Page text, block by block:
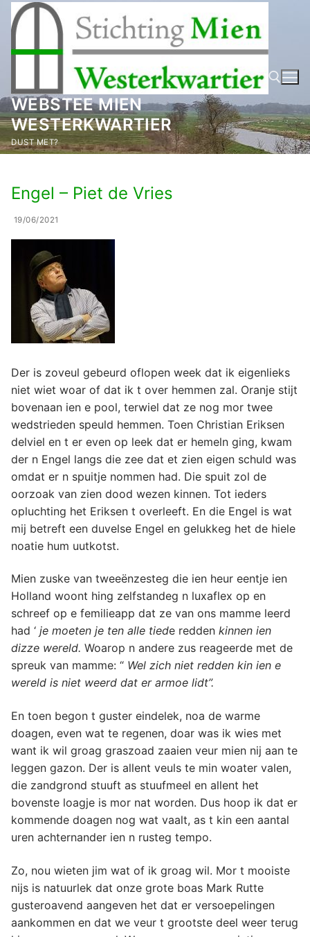
naar
inhoud
WEBSTEE MIEN
WESTERKWARTIER
DUST MET? Zoeken naar:
Engel – Piet de Vries
19/06/2021
Der is zoveul gebeurd oflopen week dat ik eigenlieks
niet wiet woar of dat ik t over hemmen zal. Oranje stijt
bovenaan ien e pool, terwiel dat ze nog mor twee
wedstrieden speuld hemmen. Toen Christian Eriksen
delviel en t er even op leek dat er hemeln ging, kwam
der n Engel langs die zee dat et zien eigen schuld was
omdat er n spuitje nommen had. Die spuit zol de
oorzoak van zien dood wezen kinnen. Tot ieders
opluchting het Eriksen t overleeft. En die Engel is wat
mij betreft een duvelse Engel en gelukkeg het de hiele
noatie hum uutkotst.
Mien zuske van tweeënzesteg die ien heur eentje ien
Holland woont hing zelfstandeg n luxaflex op en
schreef op e femilieapp dat ze van ons mamme leerd
had ‘ je moeten je ten alle tiede redden kinnen ien
dizze wereld. Woarop n andere zus reageerde met de
spreuk van mamme: “ Wel zich niet redden kin ien e
wereld is niet weerd dat er armoe lidt”.
En toen begon t guster eindelek, noa de warme
doagen, even wat te regenen, doar was ik wies met
want ik wil groag graszoad zaaien veur mien nij aan te
leggen gazon. Der is allent veuls te min woater valen,
die zandgrond stuuft as stuufmeel en allent het
bovenste loagje is mor nat worden. Dus hoop ik dat er
kommende doagen nog wat vaalt, as t kin een aantal
uren achternander ien n rusteg tempo.
Zo, nou wieten jim wat of ik groag wil. Mor t mooiste
nijs is natuurlek dat onze grote boas Mark Rutte
gusteroavend aangeven het dat er versoepelingen
aankommen en dat we veur t grootste deel weer terug